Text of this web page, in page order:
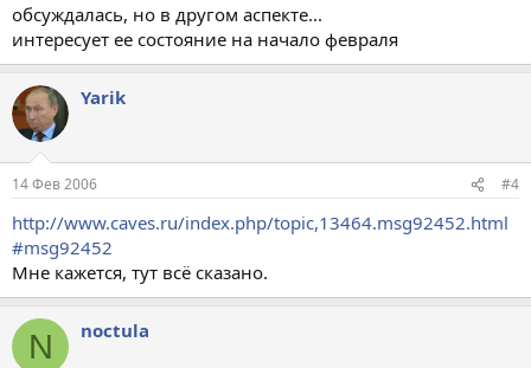
обсуждалась, но в другом аспекте...
интересует ее состояние на начало февраля
Yarik
14 Фев 2006 #4
http://www.caves.ru/index.php/topic,13464.msg92452.html
#msg92452
Мне кажется, тут всё сказано.
N noctula